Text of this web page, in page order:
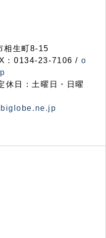
生町8-15
：0134-23-7106 / o
日：土曜日・日曜